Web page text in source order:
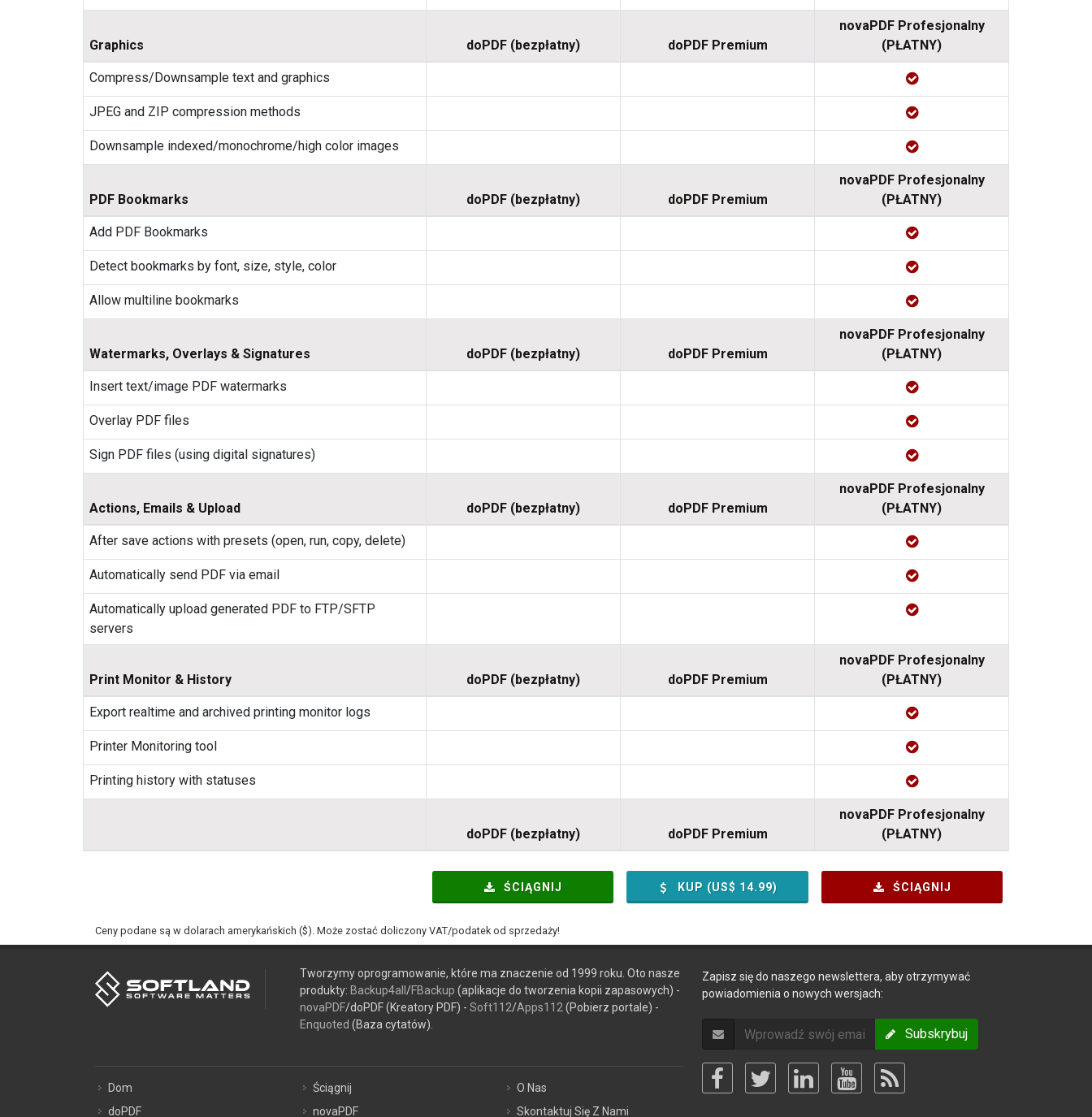
Graphics doPDF (bezpłatny) doPDF Premium
novaPDF Profesjonalny
(PŁATNY)
Compress/Downsample text and graphics
JPEG and ZIP compression methods
Downsample indexed/monochrome/high color images
PDF Bookmarks doPDF (bezpłatny) doPDF Premium
novaPDF Profesjonalny
(PŁATNY)
Add PDF Bookmarks
Detect bookmarks by font, size, style, color
Allow multiline bookmarks
Watermarks, Overlays & Signatures doPDF (bezpłatny) doPDF Premium
novaPDF Profesjonalny
(PŁATNY)
Insert text/image PDF watermarks
Overlay PDF files
Sign PDF files (using digital signatures)
Actions, Emails & Upload doPDF (bezpłatny) doPDF Premium
novaPDF Profesjonalny
(PŁATNY)
After save actions with presets (open, run, copy, delete)
Automatically send PDF via email
Automatically upload generated PDF to FTP/SFTP
servers
Print Monitor & History doPDF (bezpłatny) doPDF Premium
novaPDF Profesjonalny
(PŁATNY)
Export realtime and archived printing monitor logs
Printer Monitoring tool
Printing history with statuses
doPDF (bezpłatny) doPDF Premium
novaPDF Profesjonalny
(PŁATNY)
ŚCIĄGNIJ KUP (US$ 14.99) ŚCIĄGNIJ
Ceny podane są w dolarach amerykańskich ($). Może zostać doliczony VAT/podatek od sprzedaży!
Tworzymy oprogramowanie, które ma znaczenie od 1999 roku. Oto nasze
produkty: Backup4all /FBackup (aplikacje do tworzenia kopii zapasowych) -
novaPDF/doPDF (Kreatory PDF) - Soft112/Apps112 (Pobierz portale) -
Enquoted (Baza cytatów).
Dom
doPDF
Ściągnij
novaPDF
O Nas
Skontaktuj Się Z Nami
Zapisz się do naszego newslettera, aby otrzymywać
powiadomienia o nowych wersjach:
Subskrybuj